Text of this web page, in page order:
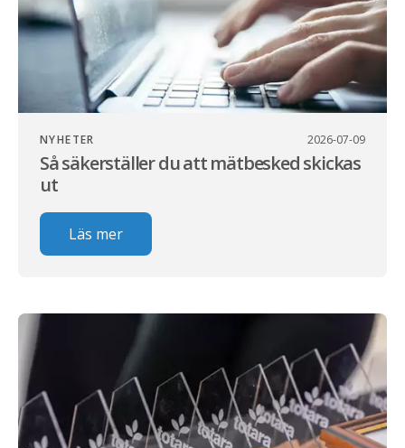
NYHETER 2026-07-09
Så säkerställer du att mätbesked skickas
ut
Läs mer